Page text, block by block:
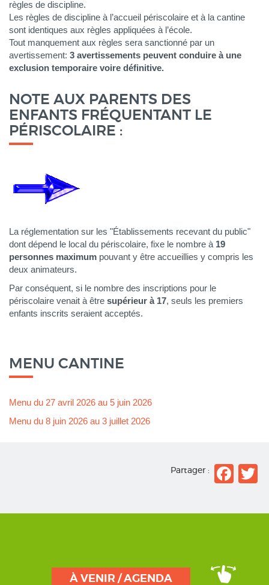
règles de discipline.
Les règles de discipline à l’accueil périscolaire et à la cantine
sont identiques aux règles appliquées à l’école.
Tout manquement aux règles sera sanctionné par un
avertissement: 3 avertissements peuvent conduire à une
exclusion temporaire voire définitive.
NOTE AUX PARENTS DES
ENFANTS FRÉQUENTANT LE
PÉRISCOLAIRE :
La réglementation sur les "Établissements recevant du public"
dont dépend le local du périscolaire, fixe le nombre à 19
personnes maximum pouvant y être accueillies y compris les
deux animateurs.
Par conséquent, si le nombre des inscriptions pour le
périscolaire venait à être supérieur à 17, seuls les premiers
enfants inscrits seraient acceptés.
MENU CANTINE
Menu du 27 avril 2026 au 5 juin 2026
Menu du 8 juin 2026 au 3 juillet 2026
Partager :
À VENIR / AGENDA